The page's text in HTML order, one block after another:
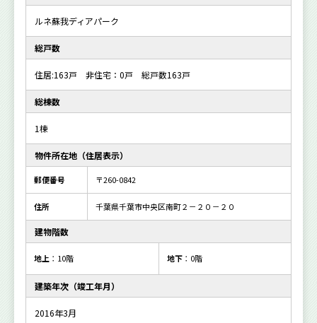
ルネ蘇我ディアパーク
総戸数
住居:163戸 非住宅：0戸 総戸数163戸
総棟数
1棟
物件所在地（住居表示）
郵便番号 〒260-0842
住所 千葉県千葉市中央区南町２－２０－２０
建物階数
地上 ：10階 地下：0階
建築年次（竣工年月）
2016年3月